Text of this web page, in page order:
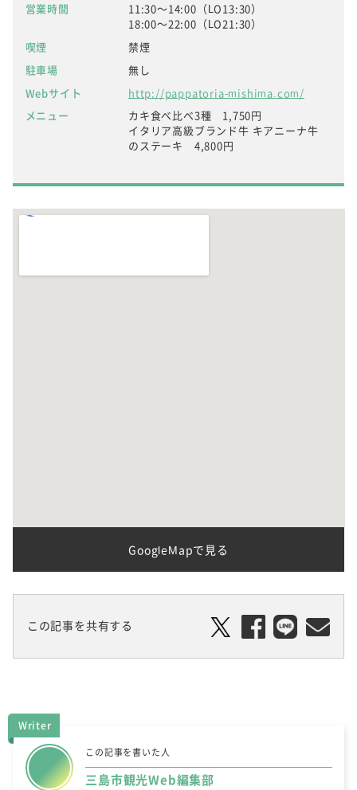
営業時間
11:30～14:00（LO13:30）
18:00～22:00（LO21:30）
喫煙
禁煙
駐車場
無し
Webサイト
http://pappatoria-mishima.com/
メニュー
カキ食べ比べ3種 1,750円
イタリア高級ブランド牛 キアニーナ牛
のステーキ 4,800円
GoogleMapで見る
この記事を共有する
Writer
この記事を書いた人
三島市観光Web編集部